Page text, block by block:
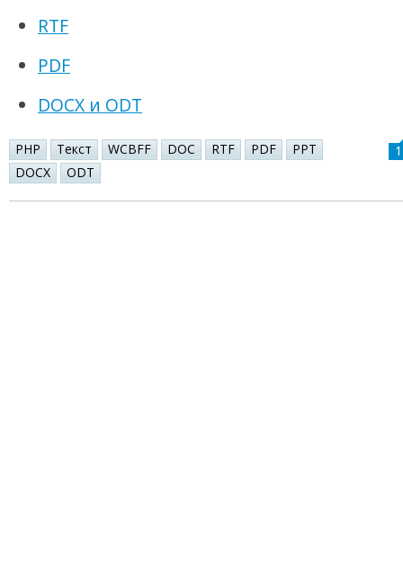
RTF
PDF
DOCX и ODT
PHP Текст WCBFF DOC RTF PDF
PPT
DOCX
ODT